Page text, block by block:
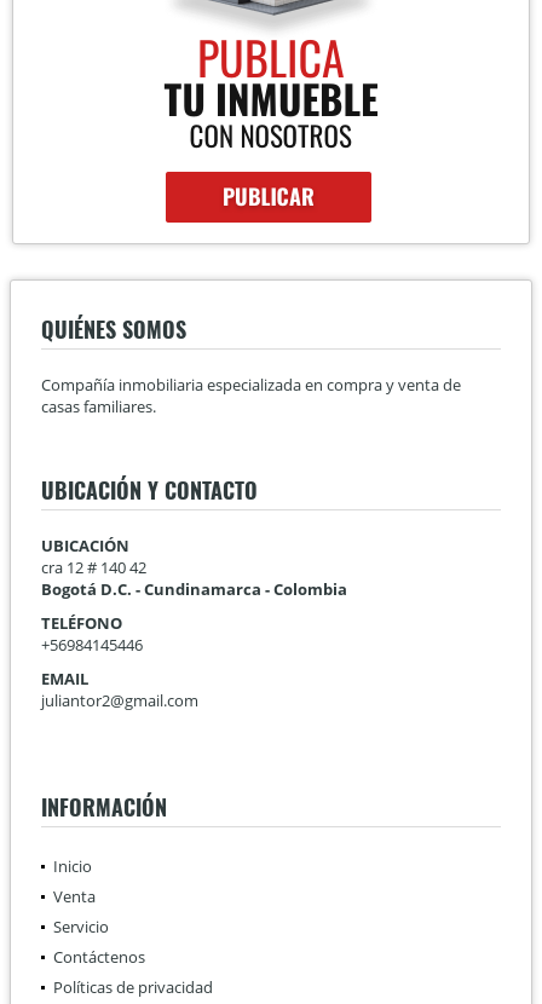
QUIÉNES SOMOS
Compañía inmobiliaria especializada en compra y venta de
casas familiares.
UBICACIÓN Y CONTACTO
UBICACIÓN
cra 12 # 140 42
Bogotá D.C. - Cundinamarca - Colombia
TELÉFONO
+56984145446
EMAIL
juliantor2@gmail.com
INFORMACIÓN
Inicio
Venta
Servicio
Contáctenos
Políticas de privacidad